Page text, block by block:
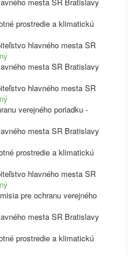
prostredie a klimatickú
hlavného mesta SR
mesta SR Bratislavy
hlavného mesta SR
verejného poriadku -
mesta SR Bratislavy
prostredie a klimatickú
hlavného mesta SR
pre ochranu verejného
mesta SR Bratislavy
prostredie a klimatickú